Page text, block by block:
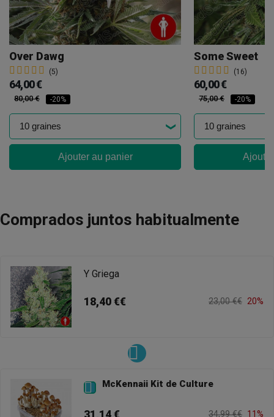
Over Dawg
(5)
64,00 €
80,00 € -20%
Ajouter au panier
Some Sweet
(16)
60,00 €
75,00 € -20%
Comprados juntos habitualmente
Y Griega
18,40 €€ 23,00 €€ 20%
 McKennaii Kit de Culture
34,99 €€ 11%